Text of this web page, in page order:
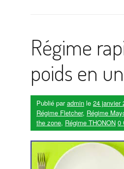
Régime
poids en
Publié paradmin le 24 janvier
Régime Fletcher, Régime
the zone, Régime THONON 0